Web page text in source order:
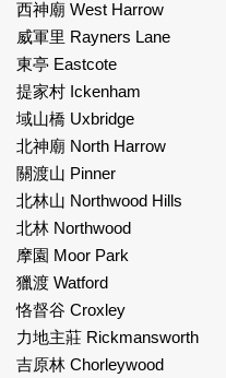
西神廟 West Harrow
威軍里 Rayners Lane
東亭 Eastcote
提家村 Ickenham
域山橋 Uxbridge
北神廟 North Harrow
關渡山 Pinner
北林山 Northwood Hills
北林 Northwood
摩園 Moor Park
獵渡 Watford
恪督谷 Croxley
力地主莊 Rickmansworth
吉原林 Chorleywood